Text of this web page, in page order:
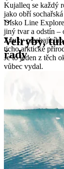
Kujalleq se každý
jako obří
Disko Line
jiný tvar a odstín –
Zvuky praskajícího
ticho arktické
Je to jeden z těch
vůbec vydal.
Velryby,
řady